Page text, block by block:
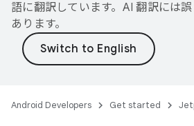
語に翻訳しています。AI 翻訳には
あります。
Android Developers Get started